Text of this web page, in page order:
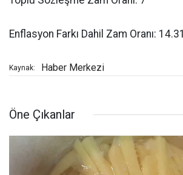
Enflasyon Farkı Dahil Zam Oranı: 14.31
Kaynak: Haber Merkezi
Öne Çıkanlar